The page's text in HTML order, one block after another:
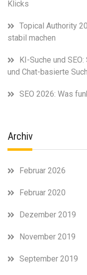
Klicks
Topical Authority
stabil machen
KI-Suche und
und Chat-basierte
SEO 2026: Was
Archiv
Februar 2026
Februar 2020
Dezember 2019
November 2019
September 2019